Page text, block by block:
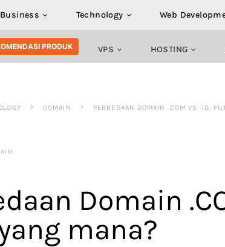
Business Technology Web
PRODUK VPS HOSTING
DOMAIN PERBEDAAN DOMAIN .COM VS .ID,
Domain
mana?